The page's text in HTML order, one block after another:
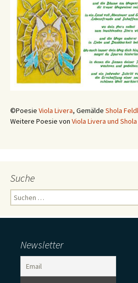
©Poesie Viola Livera, Gemälde Shola
Weitere Poesie von Viola Livera und
Suche
Suchen
nach:
Newsletter